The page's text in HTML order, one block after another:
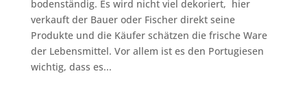
bodenständig. Es wird nicht viel dekoriert, hier
verkauft der Bauer oder Fischer direkt seine
Produkte und die Käufer schätzen die frische Ware
der Lebensmittel. Vor allem ist es den Portugiesen
wichtig, dass es...